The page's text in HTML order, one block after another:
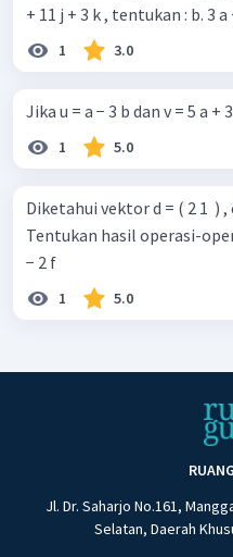
+ 11 j + 3 k ,
1 3.0
Jika u = a − 3 b dan v = 5 a +
1 5.0
Diketahui vektor d = ( 2 1 ​ ) ,
Tentukan hasil operasi-operasi
− 2 f ​
1 5.0
Jl. Dr. Saharjo No.161,
Selatan, Daerah